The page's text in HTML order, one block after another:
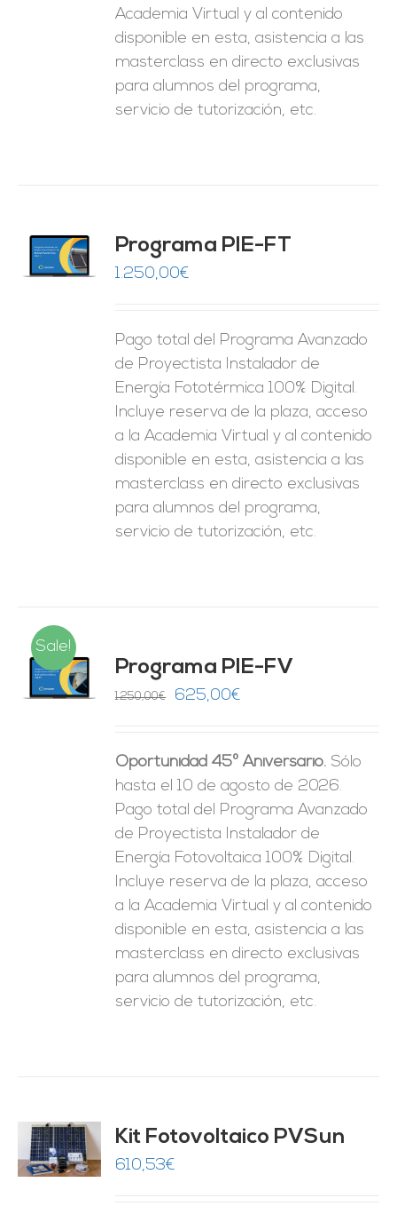
Academia Virtual y al contenido
disponible en esta, asistencia a las
masterclass en directo exclusivas
para alumnos del programa,
servicio de tutorización, etc.
Programa PIE-FT
1.250,00€
Pago total del Programa Avanzado
de Proyectista Instalador de
Energía Fototérmica 100% Digital.
Incluye reserva de la plaza, acceso
a la Academia Virtual y al contenido
disponible en esta, asistencia a las
masterclass en directo exclusivas
para alumnos del programa,
servicio de tutorización, etc.
Sale!
Programa PIE-FV
1.250,00€
El
era:
1.250,00€.
625,00€
es:
625,00€.
Oportunidad 45º Aniversario. Sólo
hasta el 10 de agosto de 2026.
Pago total del Programa Avanzado
de Proyectista Instalador de
Energía Fotovoltaica 100% Digital.
Incluye reserva de la plaza, acceso
a la Academia Virtual y al contenido
disponible en esta, asistencia a las
masterclass en directo exclusivas
para alumnos del programa,
servicio de tutorización, etc.
Kit Fotovoltaico PVSun
610,53€